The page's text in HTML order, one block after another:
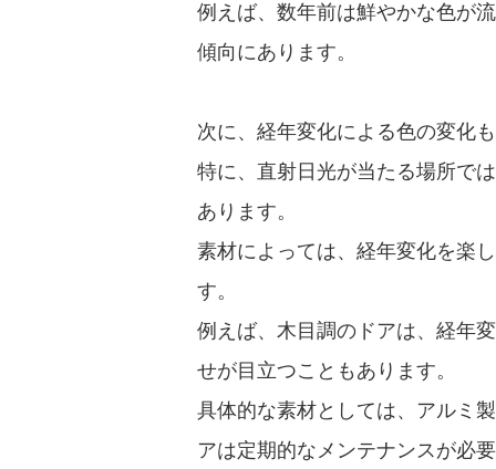
例えば、数年前は鮮やかな色が
傾向にあります。
次に、経年変化による色の変化
特に、直射日光が当たる場所で
あります。
素材によっては、経年変化を楽
す。
例えば、木目調のドアは、経年
せが目立つこともあります。
具体的な素材としては、アルミ
アは定期的なメンテナンスが必